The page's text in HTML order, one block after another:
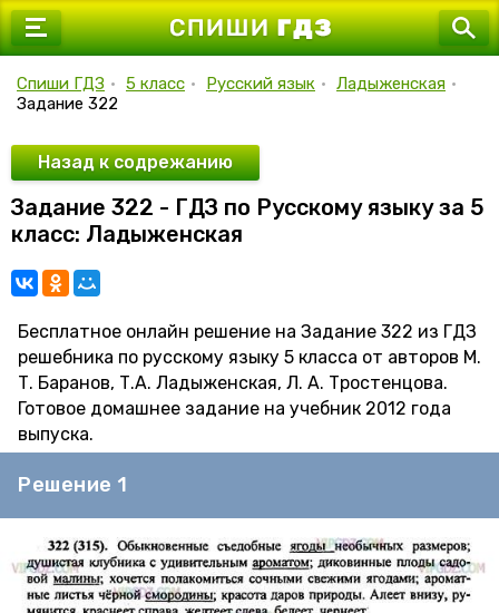
7 класс
9 класс
10 класс
11 класс
Спиши ГДЗ • 5 класс • Русский язык • Ладыженская •
Задание 322
Назад к содрежанию
Задание 322 - ГДЗ по Русскому языку за 5
класс: Ладыженская
Бесплатное онлайн решение на Задание 322 из ГДЗ
решебника по русскому языку 5 класса от авторов М.
Т. Баранов, Т.А. Ладыженская, Л. А. Тростенцова.
Готовое домашнее задание на учебник 2012 года
выпуска.
Решение 1